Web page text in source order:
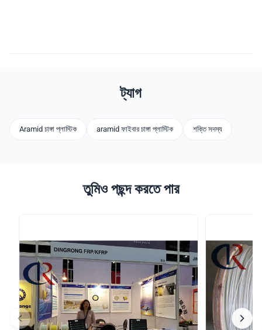
ট্যাগ
Aramid চাঙ্গা প্লাস্টিক aramid ফাইবার চাঙ্গা প্লাস্টিক শক্তি সদস্য
তুমিও পছন্দ করতে পার